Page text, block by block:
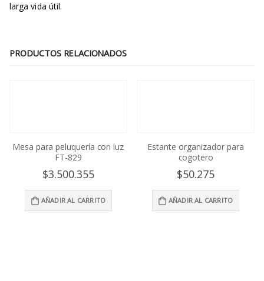
larga vida útil.
PRODUCTOS RELACIONADOS
Mesa para peluquería con luz
FT-829
$3.500.355
AÑADIR AL CARRITO
Estante organizador para
cogotero
$50.275
AÑADIR AL CARRITO